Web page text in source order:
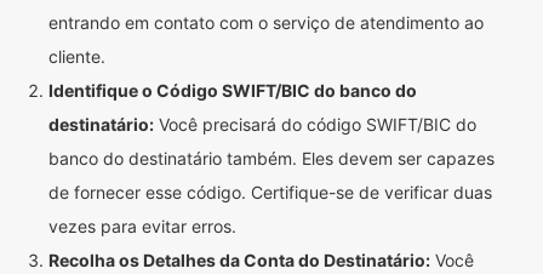
entrando em contato com o serviço de atendimento ao
cliente.
Identifique o Código SWIFT/BIC do banco do
destinatário: Você precisará do código SWIFT/BIC do
banco do destinatário também. Eles devem ser capazes
de fornecer esse código. Certifique-se de verificar duas
vezes para evitar erros.
Recolha os Detalhes da Conta do Destinatário: Você